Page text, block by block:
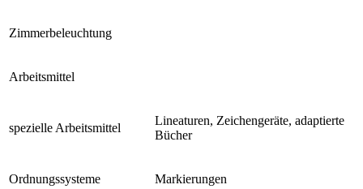
Zimmerbeleuchtung
Arbeitsmittel
spezielle Arbeitsmittel
Lineaturen, Zeichengeräte, adaptierte
Bücher
Ordnungssysteme Markierungen